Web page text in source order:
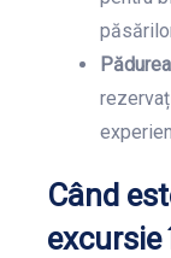
Când
excursie